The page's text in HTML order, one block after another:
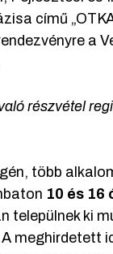
című
a
részvétel
több
10 és 16
települnek ki
meghirdetett